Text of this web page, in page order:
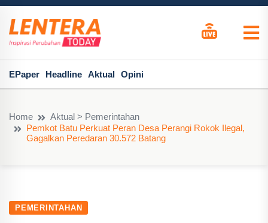
EPaper Headline Aktual Opini
Home
Aktual > Pemerintahan
Pemkot Batu Perkuat Peran Desa Perangi Rokok Ilegal,
Gagalkan Peredaran 30.572 Batang
PEMERINTAHAN